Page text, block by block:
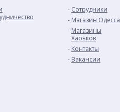
Сотрудники
Магазин Одесса
Магазины
Харьков
Контакты
Вакансии